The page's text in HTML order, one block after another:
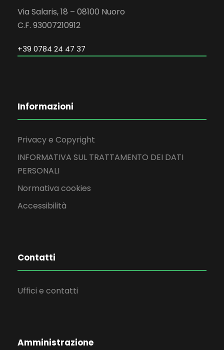
Via Salaris, 18 – 08100 Nuoro
C.F. 93007210912
+39 0784 24 47 37
Informazioni
Privacy e Copyright
INFORMATIVA SUL TRATTAMENTO DEI DATI
PERSONALI
Normativa cookies
Accessibilità
Contatti
Uffici e contatti
Amministrazione